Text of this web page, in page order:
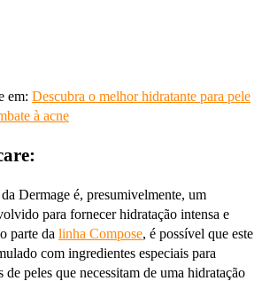
em: Descubra o melhor hidratante para pele
à acne
da Dermage é, presumivelmente, um
para fornecer hidratação intensa e
parte da linha Compose, é possível que este
com ingredientes especiais para
de peles que necessitam de uma hidratação